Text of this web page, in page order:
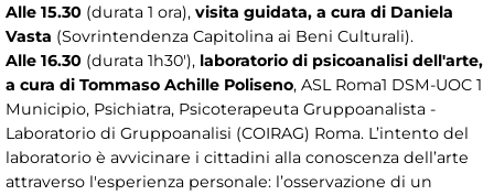
Alle 15.30 (durata 1 ora), visita guidata, a cura di Daniela
Vasta (Sovrintendenza Capitolina ai Beni Culturali).
Alle 16.30 (durata 1h30'), laboratorio di psicoanalisi dell'arte,
a cura di Tommaso Achille Poliseno, ASL Roma1 DSM-UOC 1
Municipio, Psichiatra, Psicoterapeuta Gruppoanalista -
Laboratorio di Gruppoanalisi (COIRAG) Roma. L’intento del
laboratorio è avvicinare i cittadini alla conoscenza dell’arte
attraverso l'esperienza personale: l’osservazione di un